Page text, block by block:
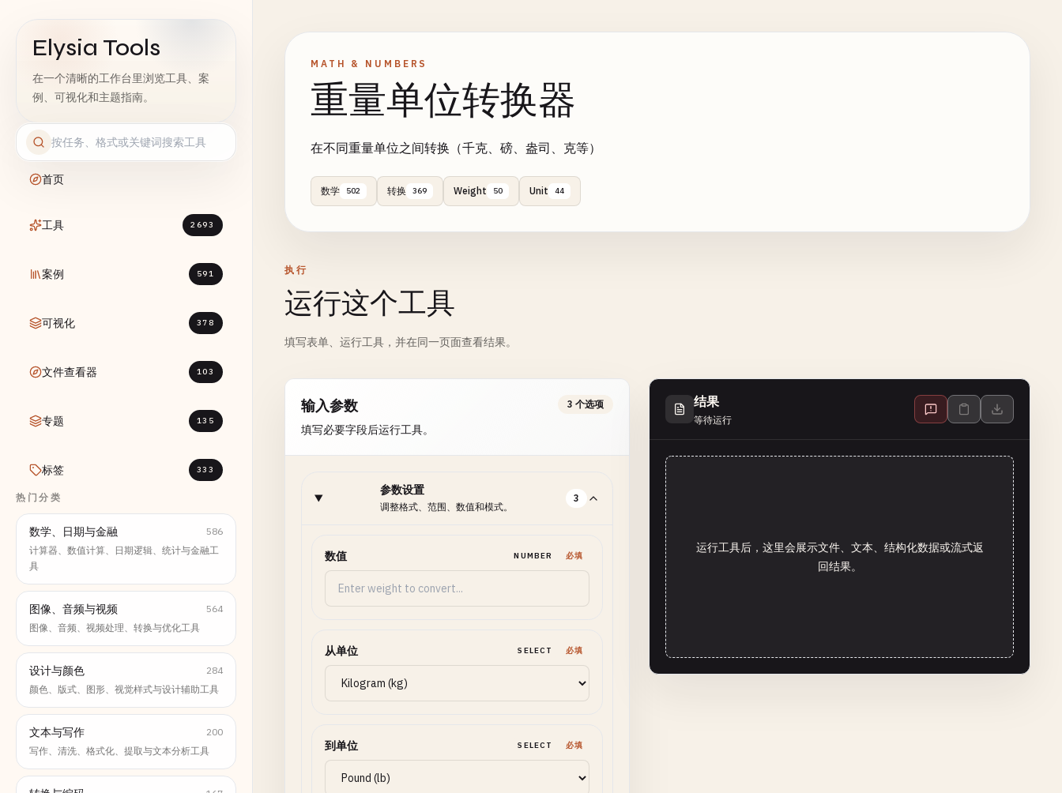
Elysia Tools
在一个清晰的工作台里浏览工具、案
例、可视化和主题指南。
首页
工具 2693
案例 591
可视化 378
文件查看器 103
专题 135
标签 333
热门分类
数学、日期与金融
586
计算器、数值计算、日期逻辑、统计与金融工
具
图像、音频与视频
564
图像、音频、视频处理、转换与优化工具
设计与颜色
284
颜色、版式、图形、视觉样式与设计辅助工具
文本与写作
200
写作、清洗、格式化、提取与文本分析工具
MATH & NUMBERS
重量单位转换器
在不同重量单位之间转换（千克、磅、盎司、克等）
数学 502 转换 369 Weight 50 Unit 44
执行
运行这个工具
填写表单、运行工具，并在同一页面查看结果。
输入参数
填写必要字段后运行工具。
3 个选项
参数设置
调整格式、范围、数值和模式。
3
数值 NUMBER 必填
从单位 SELECT 必填
到单位 SELECT 必填
结果
等待运行
运行工具后，这里会展示文件、文本、结构化数据或流式返
回结果。